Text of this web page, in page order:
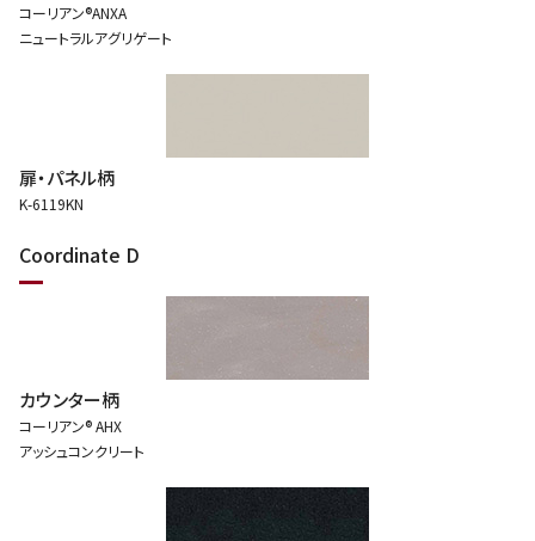
コーリアン®ANXA
ニュートラルアグリゲート
扉・パネル柄
K-6119KN
Coordinate D
カウンター柄
コーリアン® AHX
アッシュコンクリート